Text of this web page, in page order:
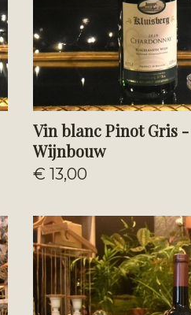
Vin blanc Pinot Gris
Wijnbouw
€ 13,00